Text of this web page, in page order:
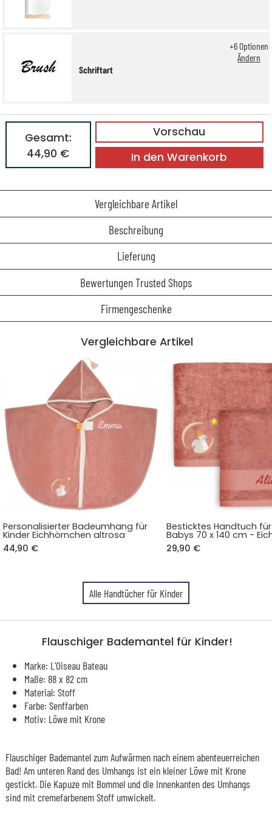
Schriftart
+6Optionen
Ändern
Vorschau
Gesamt:
44,90 €
In den Warenkorb
Vergleichbare Artikel
Beschreibung
Lieferung
Bewertungen Trusted Shops
Firmengeschenke
Vergleichbare Artikel
Personalisierter Badeumhang für
Kinder Eichhörnchen altrosa
44,90 €
Besticktes Handtuch
Babys 70 x 140 cm -
29,90 €
Alle Handtücher für Kinder
Flauschiger Bademantel für Kinder!
Marke: L'Oiseau Bateau
Maße: 88 x 82 cm
Material: Stoff
Farbe: Senffarben
Motiv: Löwe mit Krone
Flauschiger Bademantel zum Aufwärmen nach einem abenteuerreichen
Bad! Am unteren Rand des Umhangs ist ein kleiner Löwe mit Krone
gestickt. Die Kapuze mit Bommel und die Innenkanten des Umhangs
sind mit cremefarbenem Stoff umwickelt.